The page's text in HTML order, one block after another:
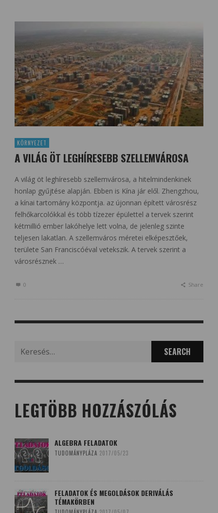
KÖRNYEZET
A VILÁG ÖT LEGHÍRESEBB SZELLEMVÁROSA
A világ öt leghíresebb szellemvárosa, a hitelmindenkinek
honlap gyűjtése alapján. Ebben is Kína jár elől. Zhengzhou,
a kínai tartomány központja. az újonnan épített városrész
felhőkarcolókkal és több tízezer épülettel a tervek szerint
kétmillió ember lakóhelye lett volna, de jelenleg szinte
teljesen lakatlan. A szellemváros méretei elképesztőek,
területe San Franciscóéval vetekszik. A tervek szerint a
városrésznek …
0 Share
LEGTÖBB HOZZÁSZÓLÁS
ALGEBRA FELADATOK
TUDOMÁNYPLÁZA 2017/05/23
FELADATOK ÉS MEGOLDÁSOK DERIVÁLÁS
TÉMAKÖRBEN